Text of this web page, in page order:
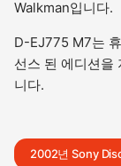
Walkman입니다.
D-EJ775 M7는
선스 된 에디션을
니다.
2002년 Sony